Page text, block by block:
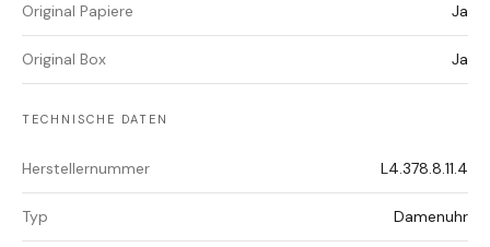
Original Papiere Ja
Original Box Ja
TECHNISCHE DATEN
Herstellernummer L4.378.8.11.4
Typ Damenuhr